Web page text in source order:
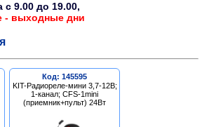
c 9.00 до 19.00,
- выходные дни
Код: 145595
KIT-Радиореле-мини 3,7-12В;
1-канал; CFS-1mini
(приемник+пульт) 24Вт